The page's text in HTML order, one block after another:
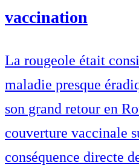
vaccination
La rougeole était
maladie presque
son grand retour en
couverture vaccinale
conséquence directe